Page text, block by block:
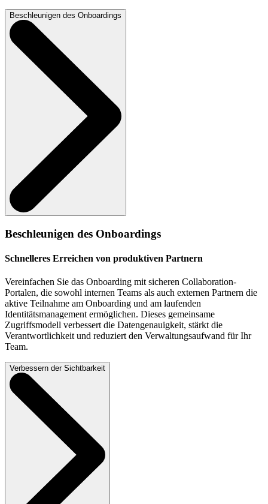
Beschleunigen des Onboardings
Beschleunigen des Onboardings
Schnelleres Erreichen von produktiven Partnern
Vereinfachen Sie das Onboarding mit sicheren Collaboration-
Portalen, die sowohl internen Teams als auch externen Partnern die
aktive Teilnahme am Onboarding und am laufenden
Identitätsmanagement ermöglichen. Dieses gemeinsame
Zugriffsmodell verbessert die Datengenauigkeit, stärkt die
Verantwortlichkeit und reduziert den Verwaltungsaufwand für Ihr
Team.
Verbessern der Sichtbarkeit